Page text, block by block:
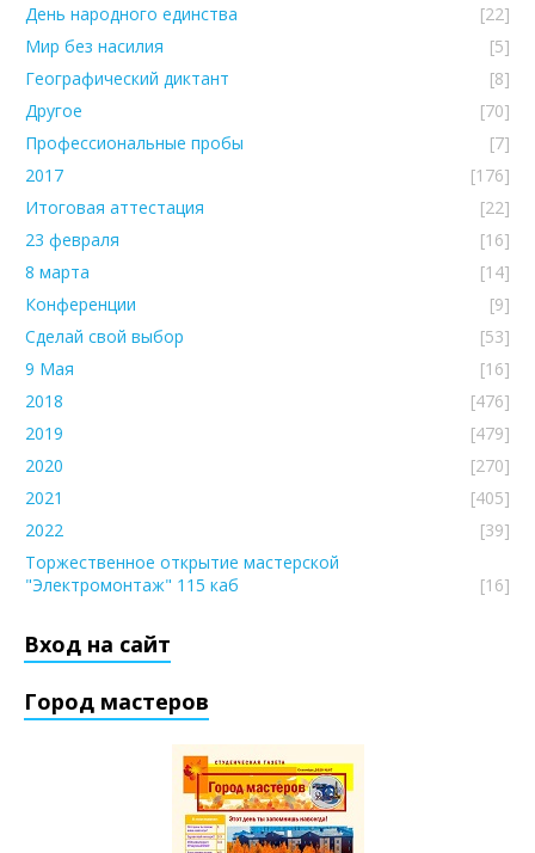
День народного единства
[22]
Мир без насилия
[5]
Географический диктант
[8]
Другое
[70]
Профессиональные пробы
[7]
2017
[176]
Итоговая аттестация
[22]
23 февраля
[16]
8 марта
[14]
Конференции
[9]
Сделай свой выбор
[53]
9 Мая
[16]
2018
[476]
2019
[479]
2020
[270]
2021
[405]
2022
[39]
Торжественное открытие мастерской
"Электромонтаж" 115 каб
[16]
Вход на сайт
Город мастеров